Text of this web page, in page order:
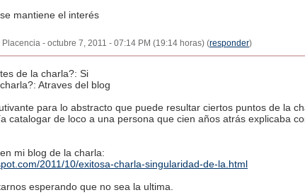
mantiene el interés
Placencia - octubre 7, 2011 - 07:14 PM (19:14 horas) (responder)
de la charla?: Si
Atraves del blog
para lo abstracto que puede resultar ciertos puntos de la
catalogar de loco a una persona que cien años atrás explicaba
mi blog de la charla:
2011/10/exitosa-charla-singularidad-de-la.html
esperando que no sea la ultima.